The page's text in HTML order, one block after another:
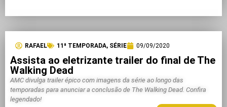
RAFAEL 11ª TEMPORADA, SÉRIE 09/09/2020
Assista ao eletrizante trailer do final de The
Walking Dead
AMC divulga trailer épico com imagens da série ao longo das
temporadas para anunciar a conclusão de The Walking Dead. Confira
legendado!